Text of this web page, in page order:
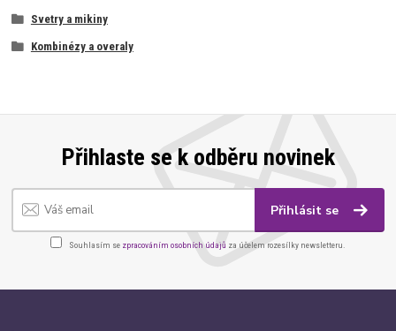
Svetry a mikiny
Kombinézy a overaly
Přihlaste se k odběru novinek
Přihlásit se
Souhlasím se zpracováním osobních údajů za účelem rozesílky newsletteru.